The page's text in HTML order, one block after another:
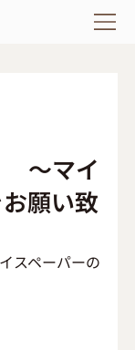
願い致
スペーパーの